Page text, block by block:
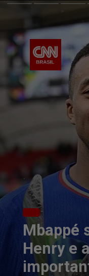
Mbappé
Henry e